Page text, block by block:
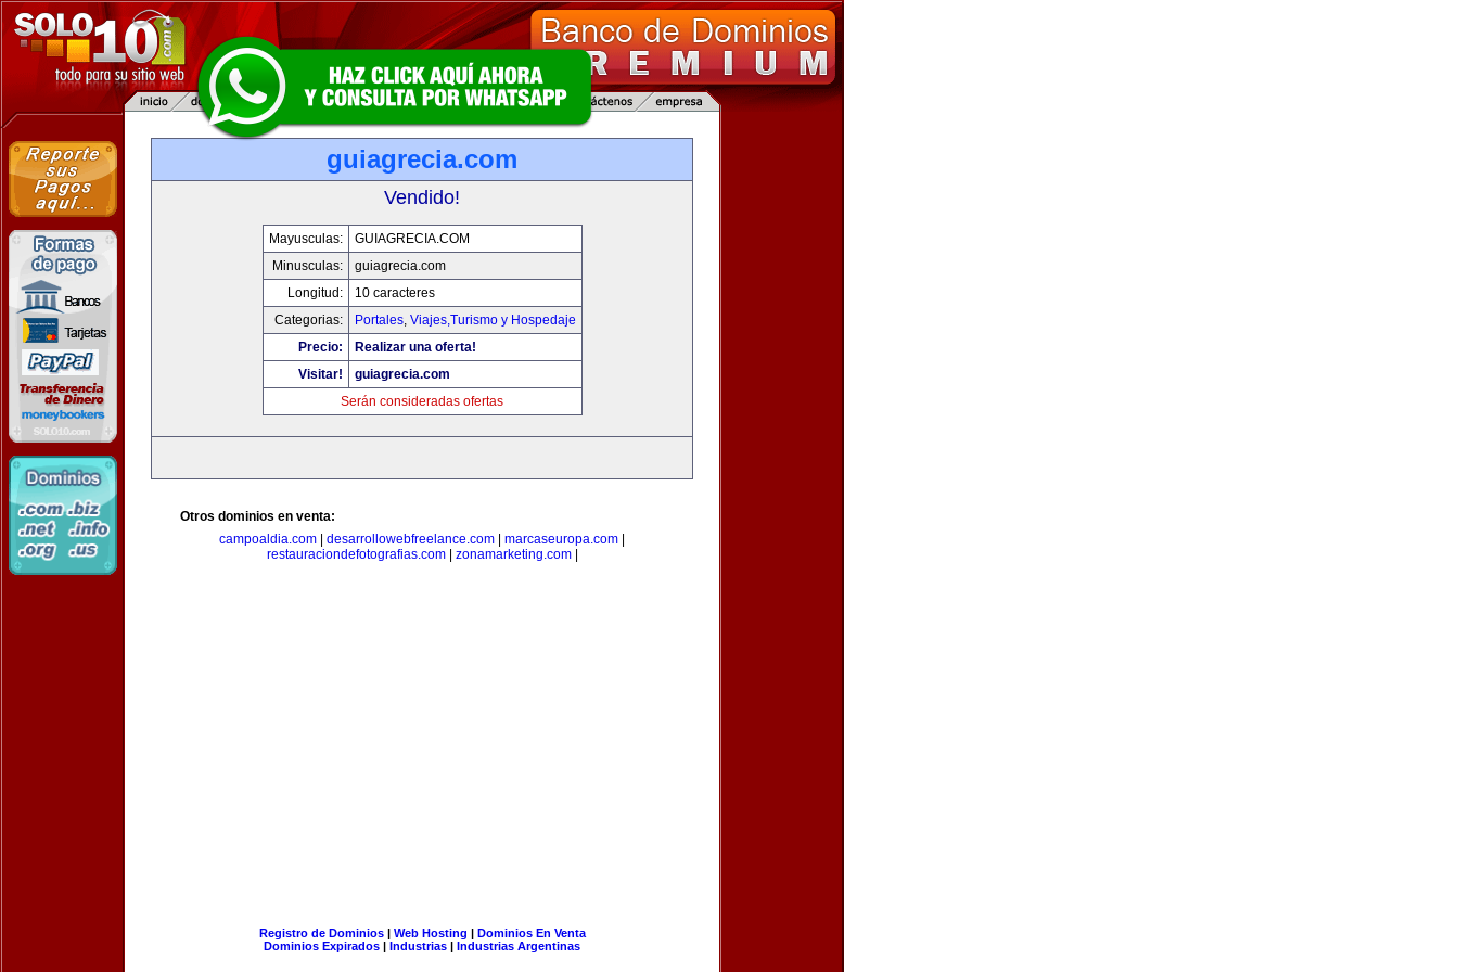
guiagrecia.com
Vendido!
Mayusculas:
GUIAGRECIA.COM
Minusculas:
guiagrecia.com
Longitud:
10 caracteres
Categorias:
Portales, Viajes,Turismo y Hospedaje
Precio:
Realizar una oferta!
Visitar!
guiagrecia.com
Serán consideradas ofertas
Otros dominios en venta:
campoaldia.com
desarrollowebfreelance.com marcaseuropa.com
restauraciondefotografias.com| zonamarketing.com|
Registro de Dominios| Web Hosting | Dominios En Venta
Dominios Expirados | Industrias | Industrias Argentinas